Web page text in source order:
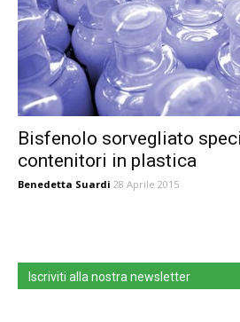
Bisfenolo sorvegliato
contenitori in plastica
Benedetta Suardi 28 Aprile 2015
Iscriviti alla nostra newsletter